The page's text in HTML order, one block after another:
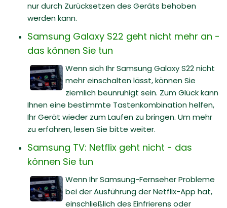
nur durch Zurücksetzen des Geräts behoben
werden kann.
Samsung Galaxy S22 geht nicht mehr an -
das können Sie tun
Wenn sich Ihr Samsung Galaxy S22 nicht
mehr einschalten lässt, können Sie
ziemlich beunruhigt sein. Zum Glück kann
Ihnen eine bestimmte Tastenkombination helfen,
Ihr Gerät wieder zum Laufen zu bringen. Um mehr
zu erfahren, lesen Sie bitte weiter.
Samsung TV: Netflix geht nicht - das
können Sie tun
Wenn Ihr Samsung-Fernseher Probleme
bei der Ausführung der Netflix-App hat,
einschließlich des Einfrierens oder